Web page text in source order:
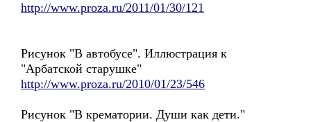
http://www.proza.ru/2011/01/30/121
Рисунок "В автобусе". Иллюстрация к
"Арбатской старушке"
http://www.proza.ru/2010/01/23/546
Рисунок "В крематории. Души как дети."